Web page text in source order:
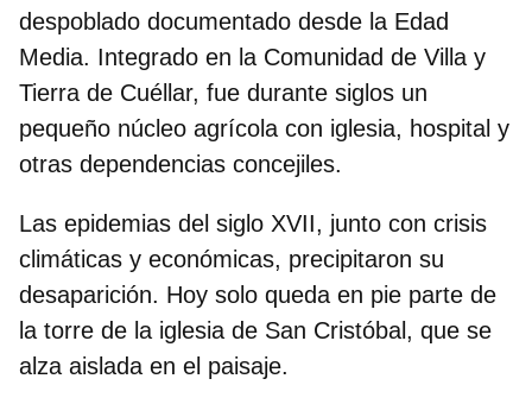
despoblado documentado desde la Edad
Media. Integrado en la Comunidad de Villa y
Tierra de Cuéllar, fue durante siglos un
pequeño núcleo agrícola con iglesia, hospital y
otras dependencias concejiles.
Las epidemias del siglo XVII, junto con crisis
climáticas y económicas, precipitaron su
desaparición. Hoy solo queda en pie parte de
la torre de la iglesia de San Cristóbal , que se
alza aislada en el paisaje.